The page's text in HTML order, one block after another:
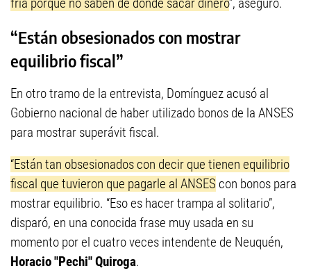
“Están obsesionados con mostrar
equilibrio fiscal”
En otro tramo de la entrevista, Domínguez acusó al
Gobierno nacional de haber utilizado bonos de la ANSES
para mostrar superávit fiscal.
“Están tan obsesionados con decir que tienen equilibrio
fiscal que tuvieron que pagarle al ANSES con bonos para
mostrar equilibrio. “Eso es hacer trampa al solitario”,
disparó, en una conocida frase muy usada en su
momento por el cuatro veces intendente de Neuquén,
Horacio "Pechi" Quiroga.